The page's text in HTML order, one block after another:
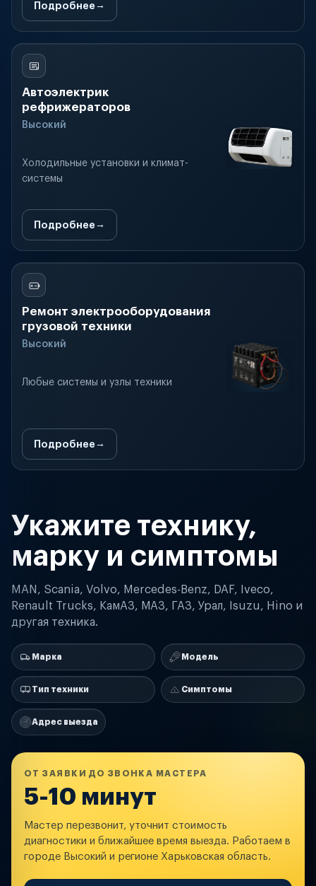
Подробнее
Автоэлектрик
рефрижераторов
Высокий
Холодильные установки и климат-
системы
Подробнее
Ремонт электрооборудования
грузовой техники
Высокий
Любые системы и узлы техники
Подробнее
Укажите технику,
марку и симптомы
MAN, Scania, Volvo, Mercedes-Benz, DAF, Iveco,
Renault Trucks, КамАЗ, МАЗ, ГАЗ, Урал, Isuzu, Hino и
другая техника.
Марка Модель
Тип техники Симптомы
Адрес выезда
ОТ ЗАЯВКИ ДО ЗВОНКА МАСТЕРА
5-10 минут
Мастер перезвонит, уточнит стоимость
диагностики и ближайшее время выезда. Работаем в
городе Высокий и регионе Харьковская область.